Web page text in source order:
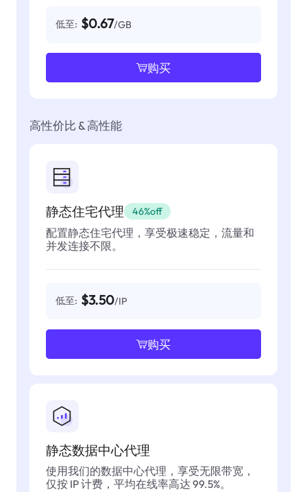
低至: $0.67/GB
购买
高性价比 & 高性能
静态住宅代理 46%off
配置静态住宅代理，享受极速稳定，流量和
并发连接不限。
低至: $3.50/IP
购买
静态数据中心代理
使用我们的数据中心代理，享受无限带宽，
仅按 IP 计费，平均在线率高达 99.5%。